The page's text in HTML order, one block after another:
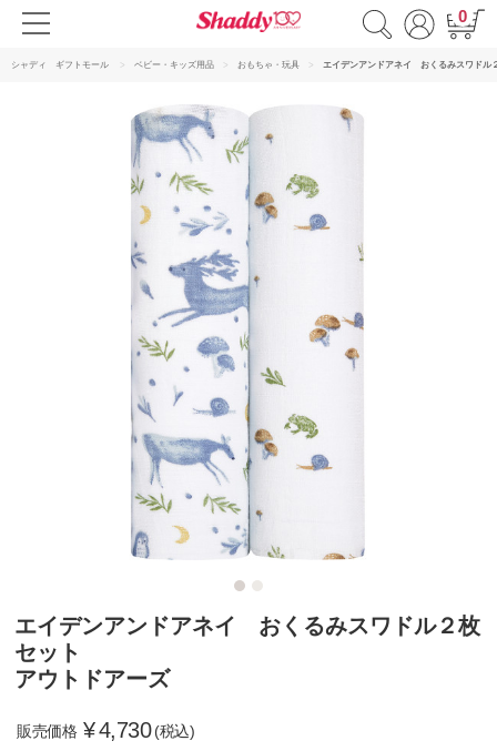
0
シャディ ギフトモール ベビー・キッズ用品 おもちゃ・玩具 エイデンアンドアネイ おくるみスワドル
エイデンアンドアネイ おくるみスワドル２枚
セット
アウトドアーズ
販売価格 ¥4,730 (税込)